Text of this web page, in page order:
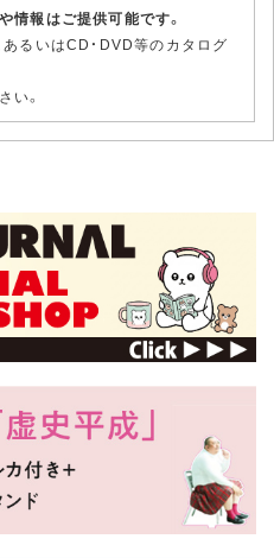
報はご提供可能です。
るいはCD・DVD等のカタログ
い。